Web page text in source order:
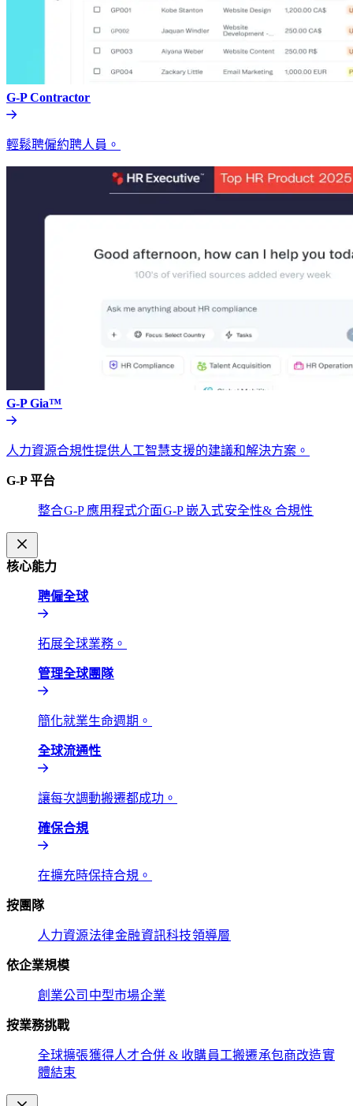
G-P Contractor​​
輕鬆聘僱約聘人員。​​
G-P Gia™​​
人力資源合規性提供人工智慧支援的建議和解決方案。​​
G-P 平台​​
整合​​G-P 應用程式介面​​G-P 嵌入式​​安全性& 合規性​​
核心能力​​
聘僱全球​​
拓展全球業務。​​
管理全球團隊​​
簡化就業生命週期。​​
全球流通性​​
讓每次調動搬遷都成功。​​
確保合規​​
在擴充時保持合規。​​
按團隊​​
人力資源​​法律​​金融​​資訊科技​​領導層​​
依企業規模​​
創業公司​​ 中型市場​​企業​​
按業務挑戰​​
全球擴張​​獲得人才​​合併 & 收購​​員工搬遷​​承包商改造​​實
體結束​​